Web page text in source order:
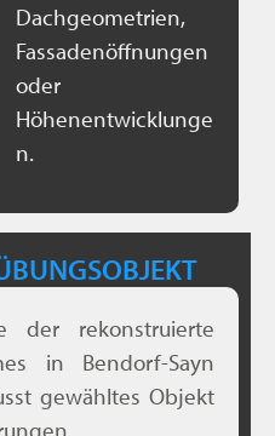
Dachgeometrien,
Fassadenöffnungen
oder
Höhenentwicklunge
n.
der rekonstruierte
in Bendorf-Sayn
gewähltes Objekt